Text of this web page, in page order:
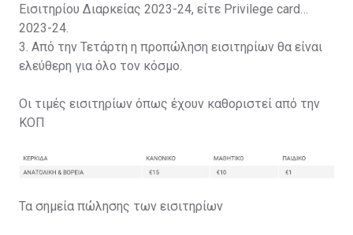
Εισιτηρίου Διαρκείας 2023-24, είτε Privilege card
2023-24.
3. Από την Τετάρτη η προπώληση εισιτηρίων θα είναι
ελεύθερη για όλο τον κόσμο.
Οι τιμές εισιτηρίων όπως έχουν καθοριστεί από την
ΚΟΠ
Τα σημεία πώλησης των εισιτηρίων